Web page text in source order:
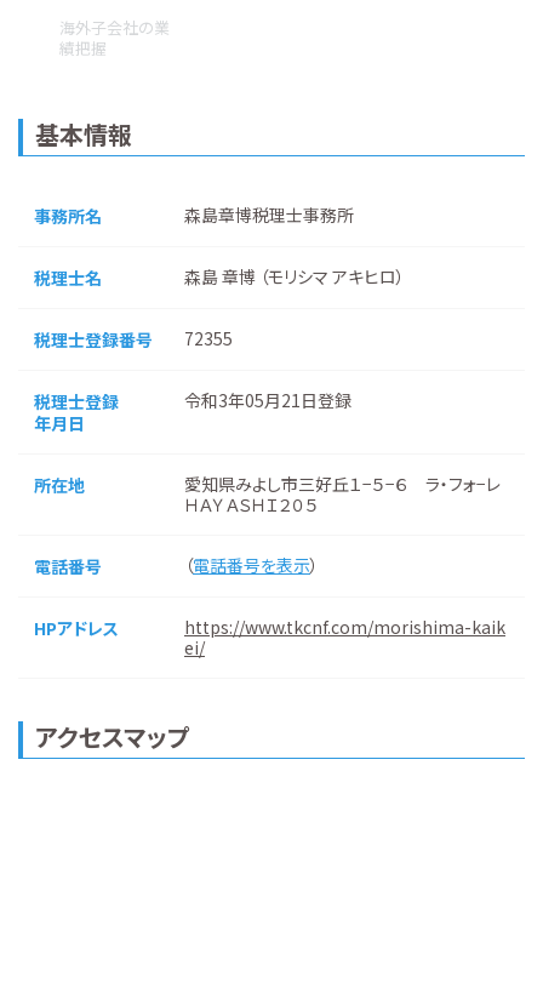
海外子会社の業
績把握
基本情報
事務所名 森島章博税理士事務所
税理士名 森島 章博 （モリシマ アキヒロ）
税理士登録番号 72355
税理士登録
年月日
令和3年05月21日登録
所在地
愛知県みよし市三好丘１−５−６ ラ・フォ−レ
ＨＡＹＡＳＨＩ２０５
電話番号 （電話番号を表示）
HPアドレス
https://www.tkcnf.com/morishima-kaik
ei/
アクセスマップ